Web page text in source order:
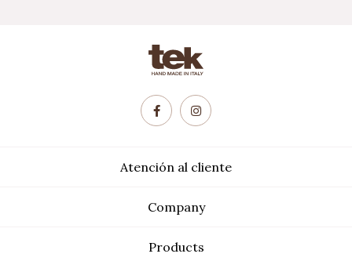
Atención al cliente
Company
Products